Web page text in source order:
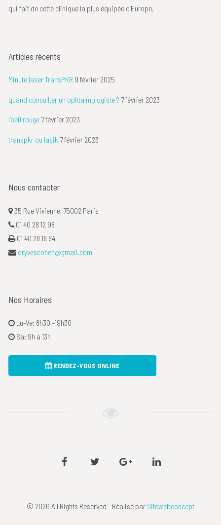
qui fait de cette clinique la plus équipée d’Europe.
Articles récents
Minute laser TransPKR 9 février 2025
quand consullter un ophtalmologiste ? 7 février 2023
l’oeil rouge 7 février 2023
transpkr ou lasik 7 février 2023
Nous contacter
35 Rue Vivienne, 75002 Paris
01 40 28 12 98
01 40 28 18 84
dryvescohen@gmail.com
Nos Horaires
Lu-Ve: 8h30 –19h30
Sa: 9h à 13h
RENDEZ-VOUS ONLINE
Facebook
© 2026 All Rights Reserved - Réalisé par Sitewebconcept